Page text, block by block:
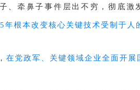
、牵鼻子事件层出不穷，彻底
年根本改变核心关键技术受制于人
在党政军、关键领域企业全面开展